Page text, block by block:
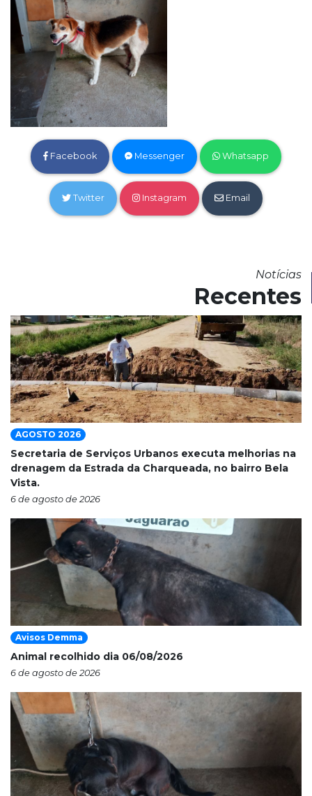
Facebook Messenger Whatsapp
Twitter Instagram Email
Notícias
Recentes
AGOSTO 2026
Secretaria de Serviços Urbanos executa melhorias na
drenagem da Estrada da Charqueada, no bairro Bela
Vista.
6 de agosto de 2026
Avisos Demma
Animal recolhido dia 06/08/2026
6 de agosto de 2026